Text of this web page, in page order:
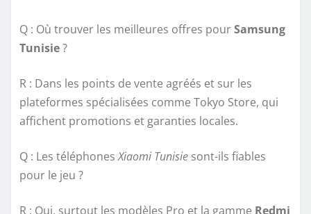
Q : Où trouver les meilleures offres pourSamsung
Tunisie?
R : Dans les points de vente agréés et sur les
plateformes spécialisées comme Tokyo Store, qui
affichent promotions et garanties locales.
Q : Les téléphonesXiaomi Tunisie sont-ils fiables
pour le jeu ?
R : Oui, surtout les modèles Pro et la gamme Redmi